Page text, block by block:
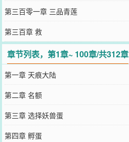
第三百零一章 三品青莲
第三百章 救
章节列表，第1章~ 100章/共312章
第一章 天痕大陆
第二章 名额
第三章 选择妖兽蛋
第四章 孵蛋